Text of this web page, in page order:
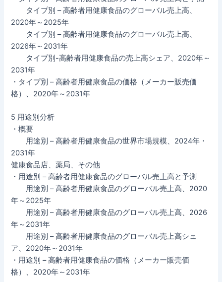
タイプ別 – 高齢者用健康食品のグローバル売上高、
2020年～2025年
タイプ別 – 高齢者用健康食品のグローバル売上高、
2026年～2031年
タイプ別-高齢者用健康食品の売上高シェア、2020年～
2031年
・タイプ別 – 高齢者用健康食品の価格（メーカー販売価
格）、2020年～2031年
5 用途別分析
・概要
用途別 – 高齢者用健康食品の世界市場規模、2024年・
2031年
健康食品店、薬局、その他
・用途別 – 高齢者用健康食品のグローバル売上高と予測
用途別 – 高齢者用健康食品のグローバル売上高、2020
年～2025年
用途別 – 高齢者用健康食品のグローバル売上高、2026
年～2031年
用途別 – 高齢者用健康食品のグローバル売上高シェ
ア、2020年～2031年
・用途別 – 高齢者用健康食品の価格（メーカー販売価
格）、2020年～2031年